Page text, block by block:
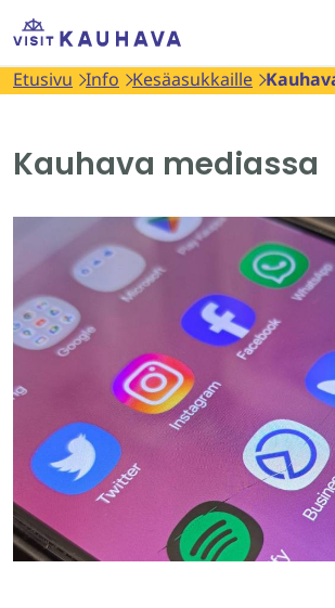
Siirry
Etusivu
Etusivu Info Kesäasukkaille
Kauhava mediassa